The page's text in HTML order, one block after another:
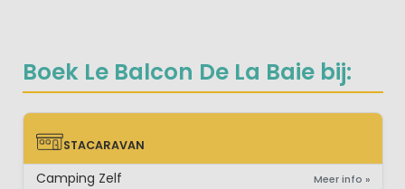
Boek Le Balcon De La Baie bij:
STACARAVAN
STACARAVAN
Camping Zelf Meer info »